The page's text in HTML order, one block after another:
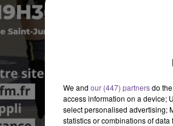
We and our (447) partnersdo
access information on a device;
select personalised advertising;
statistics or combinations of